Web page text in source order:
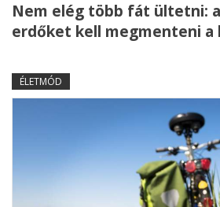
Nem elég több fát ültetni:
erdőket kell megmenteni a
ÉLETMÓD